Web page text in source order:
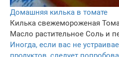
Домашняя килька в томате
Килька свежемороженая
Масло растительное Соль и
Иногда, если вас не